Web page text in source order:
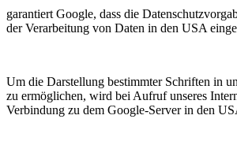
garantiert Google, dass die
der Verarbeitung von Daten in den USA
Um die Darstellung bestimmter Schriften in
zu ermöglichen, wird bei Aufruf unseres
Verbindung zu dem Google-Server in den